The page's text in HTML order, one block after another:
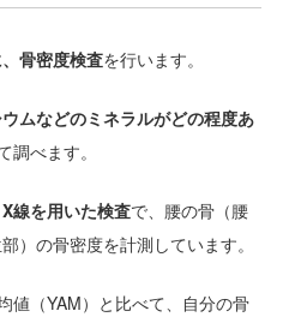
骨密度検査を行います。
ムなどのミネラルがどの程度あ
べます。
線を用いた検査で、腰の骨（腰
）の骨密度を計測しています。
値（YAM）と比べて、自分の骨